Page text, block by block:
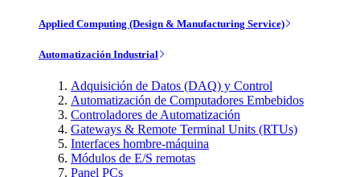
Applied Computing (Design & Manufacturing Service)
Automatización Industrial
Adquisición de Datos (DAQ) y Control
Automatización de Computadores Embebidos
Controladores de Automatización
Gateways & Remote Terminal Units (RTUs)
Interfaces hombre-máquina
Módulos de E/S remotas
Panel PCs